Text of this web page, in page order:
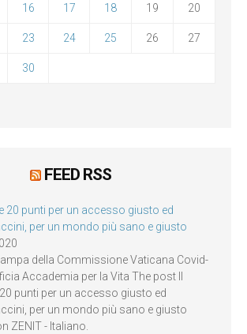
16 17 18 19 20
23 24 25 26 27
30
FEED RSS
20 punti per un accesso giusto ed
per un mondo più sano e giusto
della Commissione Vaticana Covid-
Accademia per la Vita The post Il
punti per un accesso giusto ed
per un mondo più sano e giusto
ZENIT - Italiano.